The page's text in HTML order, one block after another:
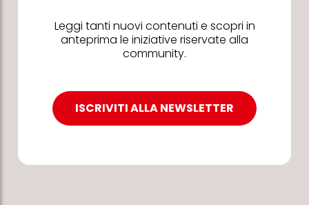
Leggi tanti nuovi contenuti e scopri in
anteprima le iniziative riservate alla
community.
ISCRIVITI ALLA NEWSLETTER